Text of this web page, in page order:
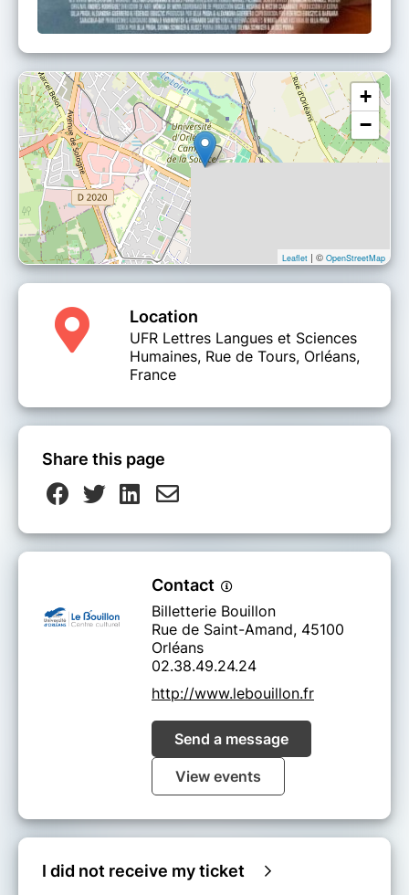
+
−
Leaflet | © OpenStreetMap
Location
UFR Lettres Langues et Sciences
Humaines, Rue de Tours, Orléans,
France
Share this page
Contact
Billetterie Bouillon
Rue de Saint-Amand, 45100
Orléans
02.38.49.24.24
http://www.lebouillon.fr
Send a message
View events
I did not receive my ticket